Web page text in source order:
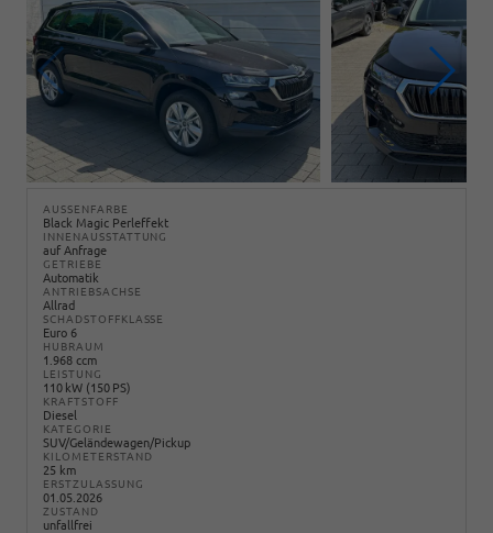
AUSSENFARBE
Black Magic Perleffekt
INNENAUSSTATTUNG
auf Anfrage
GETRIEBE
Automatik
ANTRIEBSACHSE
Allrad
SCHADSTOFFKLASSE
Euro 6
HUBRAUM
1.968 ccm
LEISTUNG
110 kW (150 PS)
KRAFTSTOFF
Diesel
KATEGORIE
SUV/Geländewagen/Pickup
KILOMETERSTAND
25 km
ERSTZULASSUNG
01.05.2026
ZUSTAND
unfallfrei